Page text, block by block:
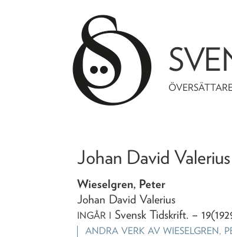
Johan David Valerius
Wieselgren, Peter
Johan David Valerius
INGÅR I Svensk Tidskrift. –
ANDRA VERK AVWIESELGREN,